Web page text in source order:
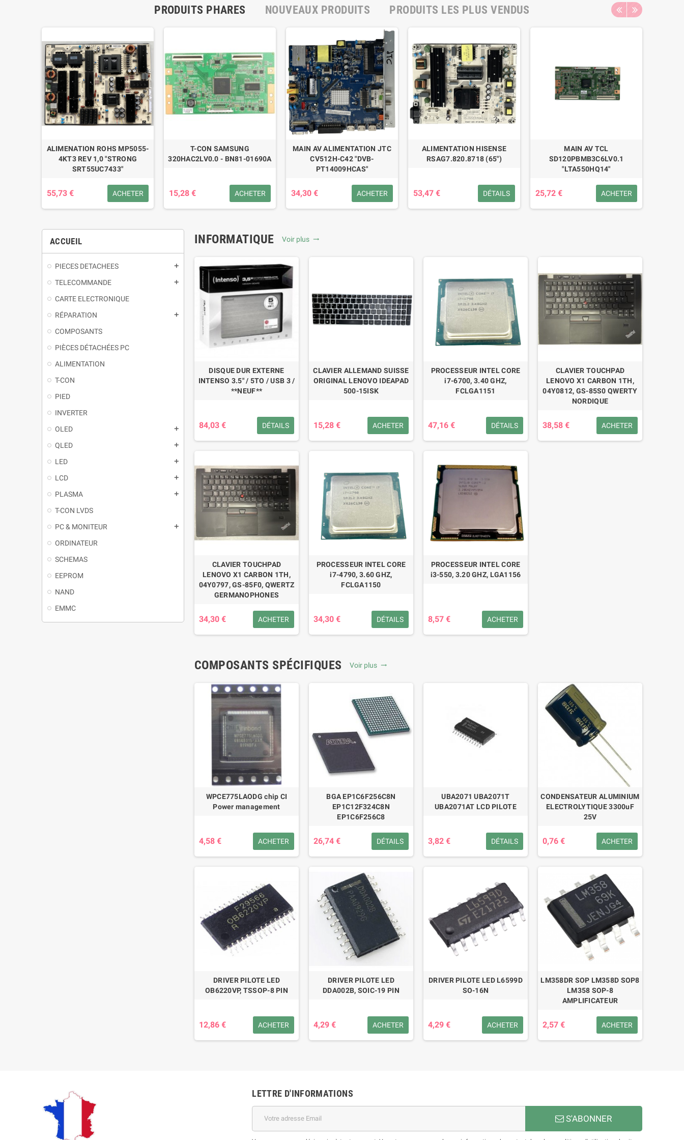
PRODUITS PHARES NOUVEAUX PRODUITS PRODUITS LES PLUS VENDUS
ALIMENATION ROHS MP5055-
4KT3 REV 1,0 "STRONG
SRT55UC7433"
55,73 € ACHETER
T-CON SAMSUNG
320HAC2LV0.0 - BN81-01690A
15,28 € ACHETER
MAIN AV ALIMENTATION JTC
CV512H-C42 "DVB-
PT14009HCAS"
34,30 € ACHETER
ALIMENTATION HISENSE
RSAG7.820.8718 (65")
53,47 € DÉTAILS
MAIN AV TCL
SD120PBMB3C6LV0.1
"LTA550HQ14"
25,72 € ACHETER
ACCUEIL
PIECES DETACHEES
TELECOMMANDE
CARTE ELECTRONIQUE
RÉPARATION
COMPOSANTS
PIÈCES DÉTACHÉES PC
ALIMENTATION
T-CON
PIED
INVERTER
OLED
QLED
LED
LCD
PLASMA
T-CON LVDS
PC & MONITEUR
ORDINATEUR
SCHEMAS
EEPROM
NAND
EMMC
INFORMATIQUE Voir plus trending_flat
DISQUE DUR EXTERNE
INTENSO 3.5" / 5TO / USB 3 /
**NEUF**
84,03 € DÉTAILS
CLAVIER ALLEMAND SUISSE
ORIGINAL LENOVO IDEAPAD
500-15ISK
15,28 € ACHETER
PROCESSEUR INTEL CORE
i7-6700, 3.40 GHZ,
FCLGA1151
47,16 € DÉTAILS
CLAVIER TOUCHPAD
LENOVO X1 CARBON 1TH,
04Y0812, GS-85S0 QWERTY
NORDIQUE
38,58 € ACHETER
CLAVIER TOUCHPAD
LENOVO X1 CARBON 1TH,
04Y0797, GS-85F0, QWERTZ
GERMANOPHONES
34,30 € ACHETER
PROCESSEUR INTEL CORE
i7-4790, 3.60 GHZ,
FCLGA1150
34,30 € DÉTAILS
PROCESSEUR INTEL CORE
i3-550, 3.20 GHZ, LGA1156
8,57 € ACHETER
COMPOSANTS SPÉCIFIQUES Voir plus trending_flat
WPCE775LAODG chip CI
Power management
4,58 € ACHETER
BGA EP1C6F256C8N
EP1C12F324C8N
EP1C6F256C8
26,74 € DÉTAILS
UBA2071 UBA2071T
UBA2071AT LCD PILOTE
3,82 € DÉTAILS
CONDENSATEUR ALUMINIUM
ELECTROLYTIQUE 3300uF
25V
0,76 € ACHETER
DRIVER PILOTE LED
OB6220VP, TSSOP-8 PIN
12,86 € ACHETER
DRIVER PILOTE LED
DDA002B, SOIC-19 PIN
4,29 € ACHETER
DRIVER PILOTE LED L6599D
SO-16N
4,29 € ACHETER
LM358DR SOP LM358D SOP8
LM358 SOP-8
AMPLIFICATEUR
2,57 € ACHETER
LETTRE D'INFORMATIONS
S'ABONNER